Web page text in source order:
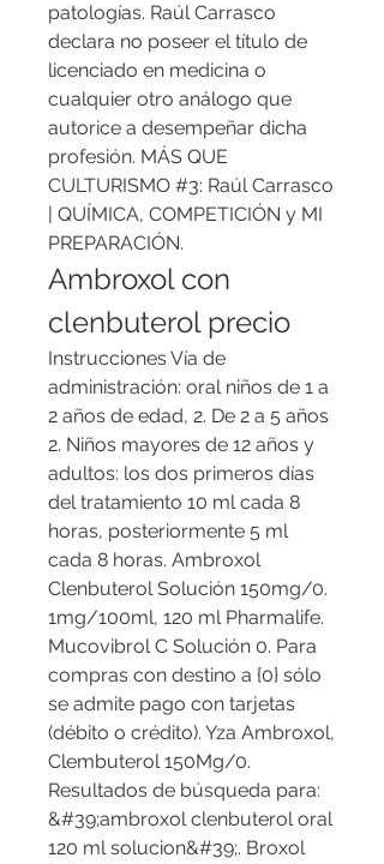
patologías. Raúl Carrasco
declara no poseer el título de
licenciado en medicina o
cualquier otro análogo que
autorice a desempeñar dicha
profesión. MÁS QUE
CULTURISMO #3: Raúl Carrasco
| QUÍMICA, COMPETICIÓN y MI
PREPARACIÓN.
Ambroxol con
clenbuterol precio
Instrucciones Vía de
administración: oral niños de 1 a
2 años de edad, 2. De 2 a 5 años
2. Niños mayores de 12 años y
adultos: los dos primeros días
del tratamiento 10 ml cada 8
horas, posteriormente 5 ml
cada 8 horas. Ambroxol
Clenbuterol Solución 150mg/0.
1mg/100ml, 120 ml Pharmalife.
Mucovibrol C Solución 0. Para
compras con destino a {0} sólo
se admite pago con tarjetas
(débito o crédito). Yza Ambroxol,
Clembuterol 150Mg/0.
Resultados de búsqueda para:
&#39;ambroxol clenbuterol oral
120 ml solucion&#39;. Broxol